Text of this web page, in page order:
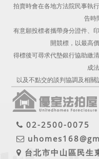
拍賣時會在各地方法院民事執
告時
有意願投標者攜帶身分證件、
開競標，以最高
得標後可尋求代墊銀行協助繳
成
以及不點交的談判協調及相關
02-2500-0075
台北市中山區民生